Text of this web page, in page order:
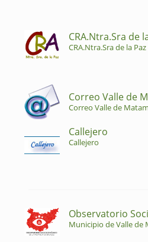
CRA.Ntra.Sra de
CRA.Ntra.Sra de la Paz
Correo Valle de
Correo Valle de
Callejero
Callejero
Observatorio
Municipio de Valle de